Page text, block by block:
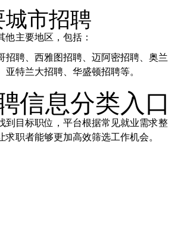
市招聘
他主要地区，包括：
招聘、西雅图招聘、迈阿密招聘、奥兰
亚特兰大招聘、华盛顿招聘等。
信息分类入口
到目标职位，平台根据常见就业需求整
求职者能够更加高效筛选工作机会。